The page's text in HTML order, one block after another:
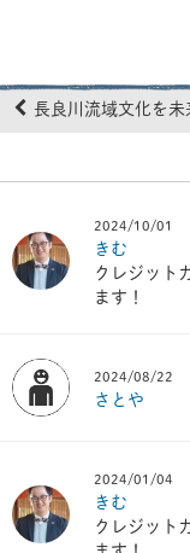
長良川流域文化を
2024/10/01
きむ
クレジット
ます！
2024/08/22
さとや
2024/01/04
きむ
クレジット